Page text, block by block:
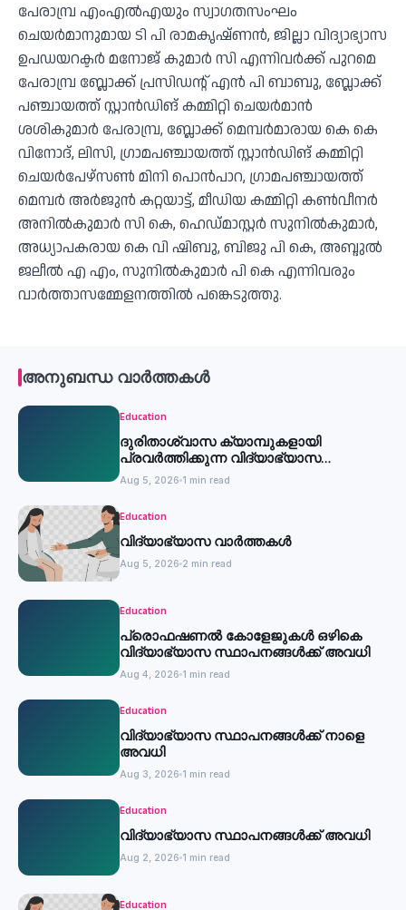
പേരാമ്പ്ര എംഎൽഎയും സ്വാഗതസംഘം
ചെയർമാനുമായ ടി പി രാമകൃഷ്ണൻ, ജില്ലാ വിദ്യാഭ്യാസ
ഉപഡയറക്ടർ മനോജ് കുമാർ സി എന്നിവർക്ക് പുറമെ
പേരാമ്പ്ര ബ്ലോക്ക് പ്രസിഡന്റ് എൻ പി ബാബു, ബ്ലോക്ക്
പഞ്ചായത്ത് സ്റ്റാൻഡിങ് കമ്മിറ്റി ചെയർമാൻ
ശശികുമാർ പേരാമ്പ്ര, ബ്ലോക്ക് മെമ്പർമാരായ കെ കെ
വിനോദ്, ലിസി, ഗ്രാമപഞ്ചായത്ത് സ്റ്റാൻഡിങ് കമ്മിറ്റി
ചെയർപേഴ്സൺ മിനി പൊൻപാറ, ഗ്രാമപഞ്ചായത്ത്
മെമ്പർ അർജുൻ കറ്റയാട്ട്, മീഡിയ കമ്മിറ്റി കൺവീനർ
അനിൽകുമാർ സി കെ, ഹെഡ്മാസ്റ്റർ സുനിൽകുമാർ,
അധ്യാപകരായ കെ വി ഷിബു, ബിജു പി കെ, അബ്ദുൽ
ജലീൽ എ എം, സുനിൽകുമാർ പി കെ എന്നിവരും
വാർത്താസമ്മേളനത്തിൽ പങ്കെടുത്തു.
അനുബന്ധ വാർത്തകൾ
Education
ദുരിതാശ്വാസ ക്യാമ്പുകളായി
പ്രവര്‍ത്തിക്കുന്ന വിദ്യാഭ്യാസ
സ്ഥാപനങ്ങള്‍ക്ക് അവധി
Aug 5, 2026 1 min read
Education
വിദ്യാഭ്യാസ വാർത്തകൾ
Aug 5, 2026 2 min read
Education
പ്രൊഫഷണൽ കോളേജുകൾ ഒഴികെ
വിദ്യാഭ്യാസ സ്ഥാപനങ്ങൾക്ക് അവധി
Aug 4, 2026 1 min read
Education
വിദ്യാഭ്യാസ സ്ഥാപനങ്ങൾക്ക് നാളെ
അവധി
Aug 3, 2026 1 min read
Education
വിദ്യാഭ്യാസ സ്ഥാപനങ്ങൾക്ക് അവധി
Aug 2, 2026 1 min read
Education